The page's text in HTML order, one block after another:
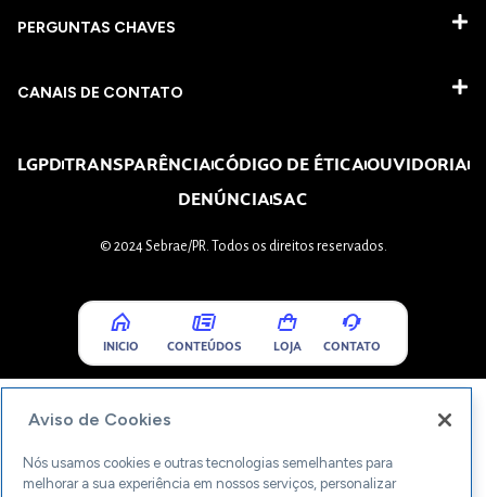
PERGUNTAS CHAVES​
CANAIS DE CONTATO
LGPDTRANSPARÊNCIACÓDIGO DE ÉTICAOUVIDORIA
DENÚNCIASAC
© 2024 Sebrae/PR. Todos os direitos reservados.
INICIO CONTEÚDOS LOJA CONTATO
Aviso de Cookies
Nós usamos cookies e outras tecnologias semelhantes para
melhorar a sua experiência em nossos serviços, personalizar